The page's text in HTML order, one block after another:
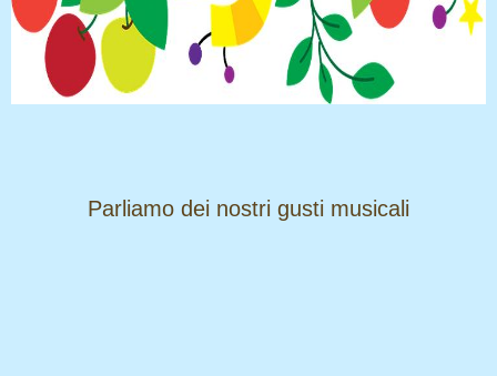
​​​​​​​Parliamo dei nostri gusti musicali